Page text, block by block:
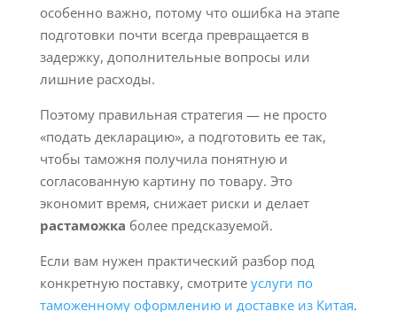
особенно важно, потому что ошибка на этапе
подготовки почти всегда превращается в
задержку, дополнительные вопросы или
лишние расходы.
Поэтому правильная стратегия — не просто
«подать декларацию», а подготовить ее так,
чтобы таможня получила понятную и
согласованную картину по товару. Это
экономит время, снижает риски и делает
растаможка более предсказуемой.
Если вам нужен практический разбор под
конкретную поставку, смотрите услуги по
таможенному оформлению и доставке из Китая.